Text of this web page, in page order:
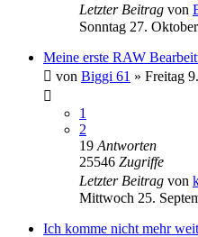
Letzter Beitrag von
Sonntag 27.
Meine erste RAW
von Biggi 61 » Freitag
1
2
19 Antworten
25546 Zugriffe
Letzter Beitrag von
Mittwoch 25.
Ich komme nicht mehr